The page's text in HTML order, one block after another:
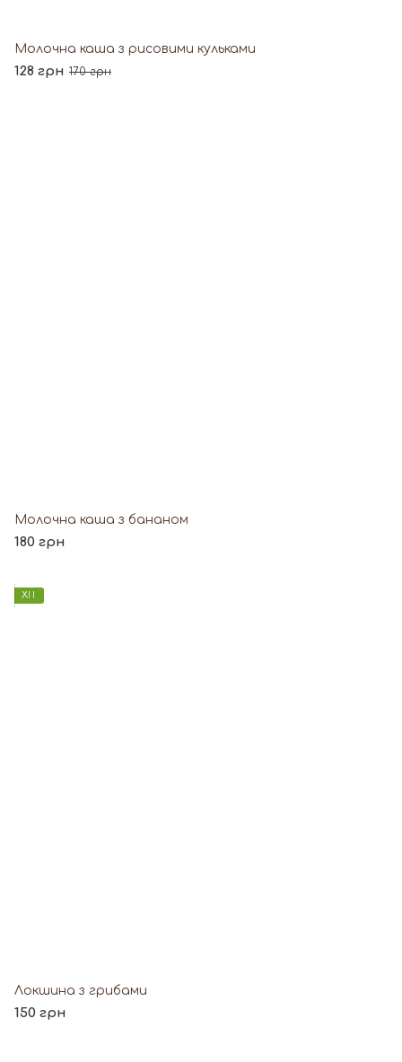
Молочна каша з рисовими кульками
128 грн 170 грн
Молочна каша з бананом
180 грн
ХІТ
Локшина з грибами
150 грн